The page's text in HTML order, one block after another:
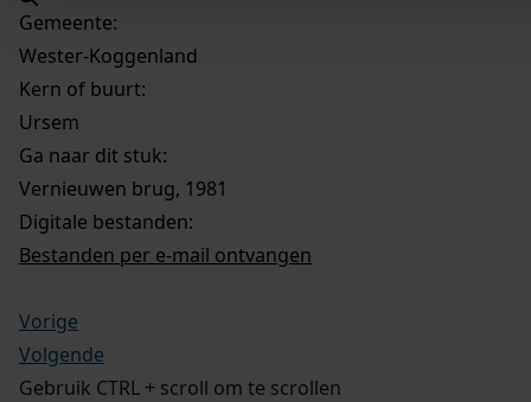
Gemeente:
Wester-Koggenland
Kern of buurt:
Ursem
Ga naar dit stuk:
Vernieuwen brug, 1981
Digitale bestanden:
Bestanden per e-mail ontvangen
Vorige
Volgende
Gebruik CTRL + scroll om te scrollen